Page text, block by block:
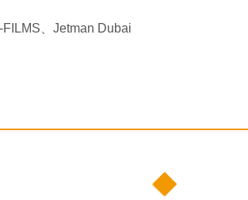
、Jetman Dubai